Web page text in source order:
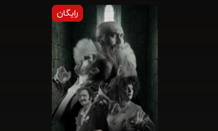
رایگان